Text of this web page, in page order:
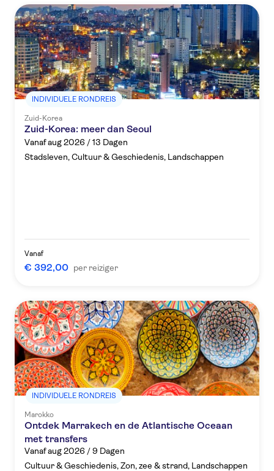
INDIVIDUELE RONDREIS
Zuid-Korea
Zuid-Korea: meer dan Seoul
Vanaf aug 2026 / 13 Dagen
Stadsleven, Cultuur & Geschiedenis, Landschappen
Vanaf
€ 392,00 per reiziger
INDIVIDUELE RONDREIS
Marokko
Ontdek Marrakech en de Atlantische Oceaan
met transfers
Vanaf aug 2026 / 9 Dagen
Cultuur & Geschiedenis, Zon, zee & strand, Landschappen